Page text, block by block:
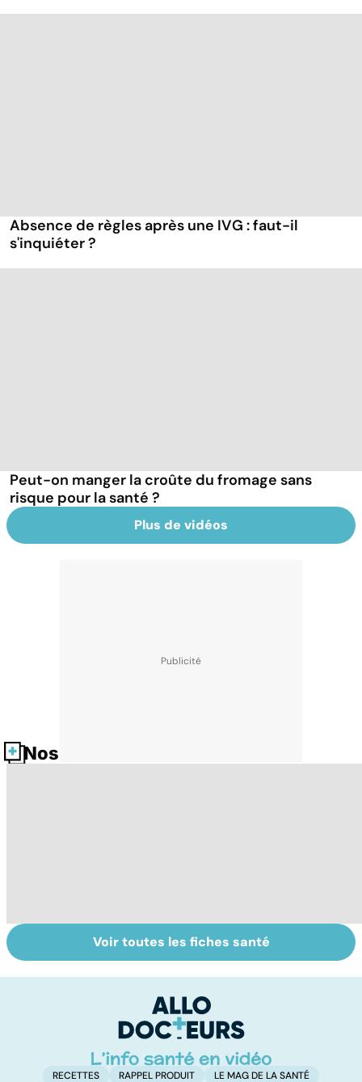
Absence de règles après une IVG : faut-il
s'inquiéter ?
Peut-on manger la croûte du fromage sans
risque pour la santé ?
Plus de vidéos
Nos fiches santé
Gynéco : un suivi
pour la vie
Sexualité,
infertilité et
étroits
Voir toutes les fiches santé
RECETTES RAPPEL PRODUIT LE MAG DE LA SANTÉ